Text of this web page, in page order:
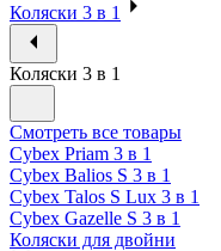
Коляски 3 в 1
Коляски 3 в 1
Смотреть все товары
Cybex Priam 3 в 1
Cybex Balios S 3 в 1
Cybex Talos S Lux 3 в 1
Cybex Gazelle S 3 в 1
Коляски для двойни